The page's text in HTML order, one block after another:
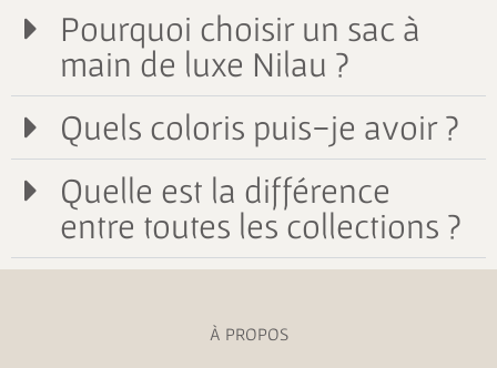
Pourquoi choisir un sac à
main de luxe Nilau ?
Quels coloris puis-je avoir ?
Quelle est la différence
entre toutes les collections ?
À PROPOS